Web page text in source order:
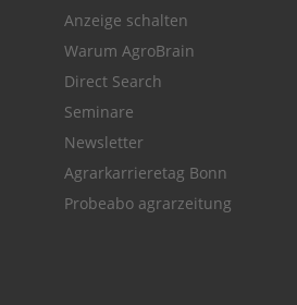
Anzeige schalten
Warum AgroBrain
Direct Search
Seminare
Newsletter
Agrarkarrieretag Bonn
Probeabo agrarzeitung